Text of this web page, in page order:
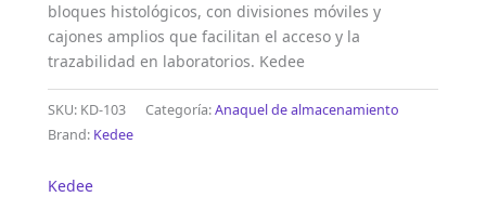
bloques histológicos, con divisiones móviles y
cajones amplios que facilitan el acceso y la
trazabilidad en laboratorios. Kedee
SKU: KD-103 Categoría:Anaquel de almacenamiento
Brand: Kedee
Kedee